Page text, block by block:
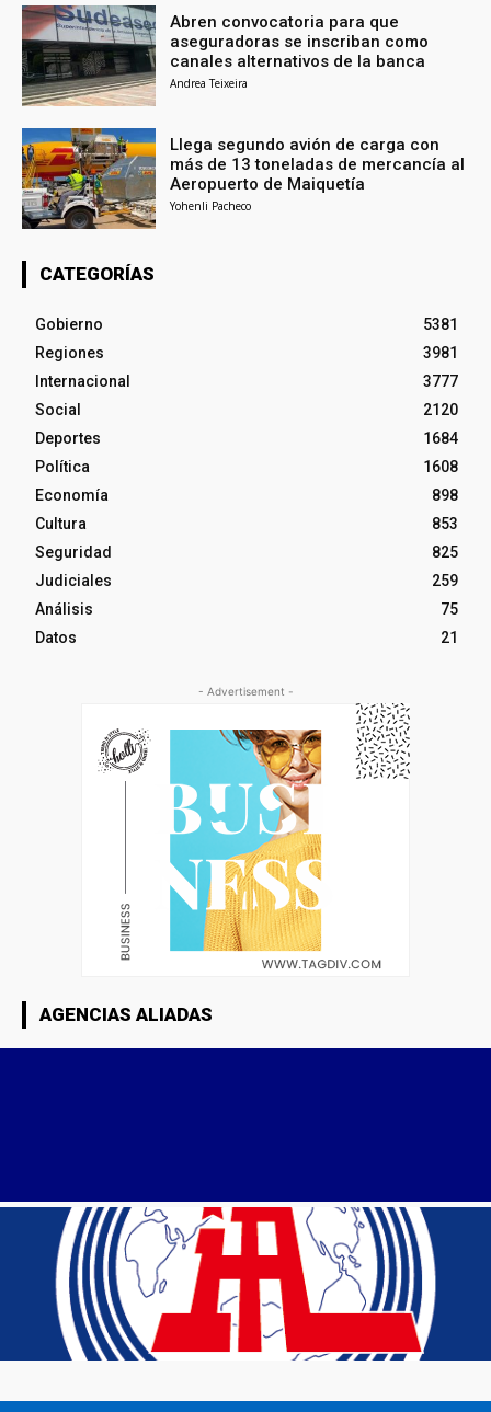
Abren convocatoria para que
aseguradoras se inscriban como
canales alternativos de la banca
Andrea Teixeira
Llega segundo avión de carga con
más de 13 toneladas de mercancía al
Aeropuerto de Maiquetía
Yohenli Pacheco
CATEGORÍAS
Gobierno
5381
Regiones
3981
Internacional
3777
Social
2120
Deportes
1684
Política
1608
Economía
898
Cultura
853
Seguridad
825
Judiciales
259
Análisis
75
Datos
21
- Advertisement -
AGENCIAS ALIADAS